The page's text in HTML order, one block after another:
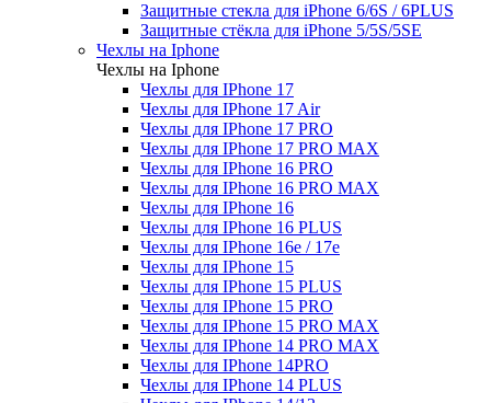
Защитные стекла для iPhone 6/6S / 6PLUS
Защитные стёкла для iPhone 5/5S/5SE
Чехлы на Iphone
Чехлы на Iphone
Чехлы для IPhone 17
Чехлы для IPhone 17 Air
Чехлы для IPhone 17 PRO
Чехлы для IPhone 17 PRO MAX
Чехлы для IPhone 16 PRO
Чехлы для IPhone 16 PRO MAX
Чехлы для IPhone 16
Чехлы для IPhone 16 PLUS
Чехлы для IPhone 16e / 17e
Чехлы для IPhone 15
Чехлы для IPhone 15 PLUS
Чехлы для IPhone 15 PRO
Чехлы для IPhone 15 PRO MAX
Чехлы для IPhone 14 PRO MAX
Чехлы для IPhone 14PRO
Чехлы для IPhone 14 PLUS